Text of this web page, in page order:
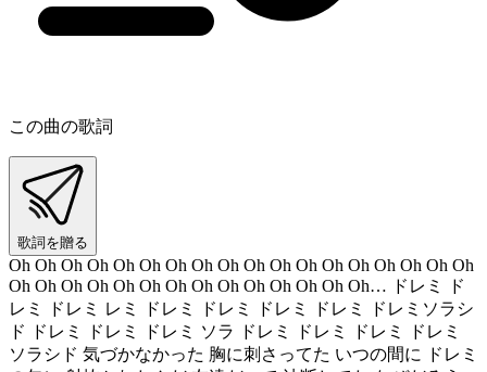
この曲の歌詞
歌詞を贈る
Oh Oh Oh Oh Oh Oh Oh Oh Oh Oh Oh Oh Oh Oh Oh Oh Oh Oh
Oh Oh Oh Oh Oh Oh Oh Oh Oh Oh Oh Oh Oh Oh… ドレミ ド
レミ ドレミ レミ ドレミ ドレミ ドレミ ドレミ ドレミソラシ
ド ドレミ ドレミ ドレミ ソラ ドレミ ドレミ ドレミ ドレミ
ソラシド 気づかなかった 胸に刺さってた いつの間に ドレミ